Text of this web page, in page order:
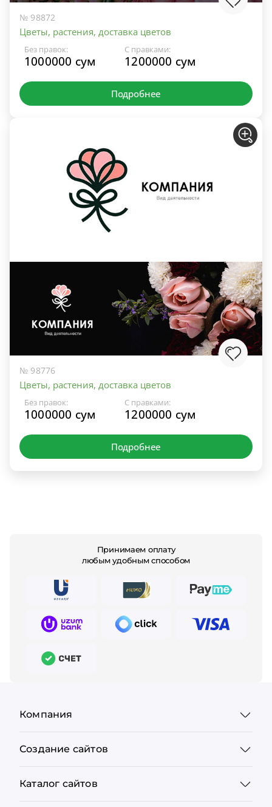
№ 98872
Цветы, растения, доставка цветов
Без правок:
1000000 сум
С правками:
1200000 сум
Подробнее
№ 98776
Цветы, растения, доставка цветов
Без правок:
1000000 сум
С правками:
1200000 сум
Подробнее
Принимаем оплату
любым удобным способом
Компания
Создание сайтов
Каталог сайтов